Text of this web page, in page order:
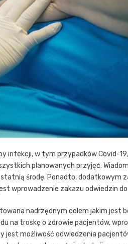
infekcji, w tym przypadków Covid-
planowanych przyjęć.
środę. Ponadto, dodatkowym
wprowadzenie zakazu odwiedzin
nadrzędnym celem jakim jest
na troskę o zdrowie pacjentów,
jest możliwość odwiedzenia